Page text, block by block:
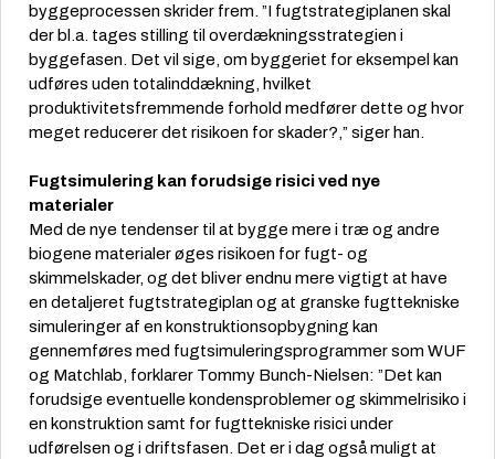
byggeprocessen skrider frem. ”I fugtstrategiplanen skal
der bl.a. tages stilling til overdækningsstrategien i
byggefasen. Det vil sige, om byggeriet for eksempel kan
udføres uden totalinddækning, hvilket
produktivitetsfremmende forhold medfører dette og hvor
meget reducerer det risikoen for skader?,” siger han.
Fugtsimulering kan forudsige risici ved nye
materialer
Med de nye tendenser til at bygge mere i træ og andre
biogene materialer øges risikoen for fugt- og
skimmelskader, og det bliver endnu mere vigtigt at have
en detaljeret fugtstrategiplan og at granske fugttekniske
simuleringer af en konstruktionsopbygning kan
gennemføres med fugtsimuleringsprogrammer som WUF
og Matchlab, forklarer Tommy Bunch-Nielsen: ”Det kan
forudsige eventuelle kondensproblemer og skimmelrisiko i
en konstruktion samt for fugttekniske risici under
udførelsen og i driftsfasen. Det er i dag også muligt at